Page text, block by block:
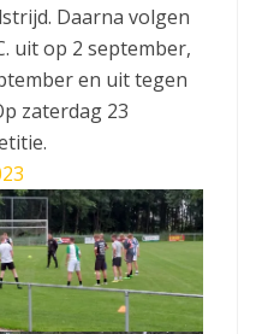
Daarna volgen
uit op 2 september,
en uit tegen
zaterdag 23